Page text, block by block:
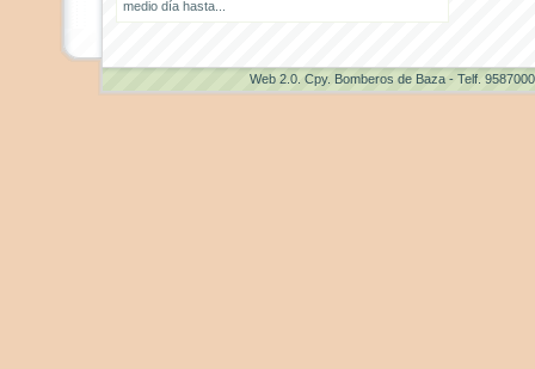
medio día hasta...
Web 2.0 . Cpy. Bomberos de Baza - Telf.